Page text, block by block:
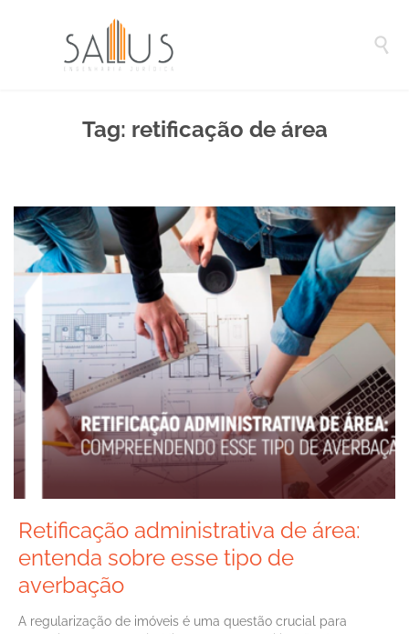

Tag: retificação de área
Retificação administrativa de área:
entenda sobre esse tipo de
averbação
A regularização de imóveis é uma questão crucial para